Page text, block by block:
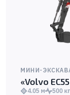
МИНИ-
«Volvo
4.05 м 500 кг